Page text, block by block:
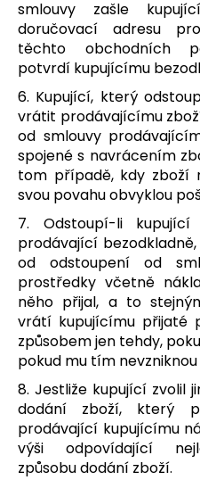
smlouvy zašle
doručovací adresu
těchto obchodních
potvrdí kupujícímu
6. Kupující, který
vrátit prodávajícímu
od smlouvy
spojené s navrácením
tom případě, kdy zboží
svou povahu obvyklou
7. Odstoupí-li
prodávající
od odstoupení od
prostředky včetně
něho přijal, a to
vrátí kupujícímu přijaté
způsobem jen tehdy,
pokud mu tím
8. Jestliže kupující zvolil
dodání zboží, který
prodávající kupujícímu
výši odpovídající
způsobu dodání zboží.